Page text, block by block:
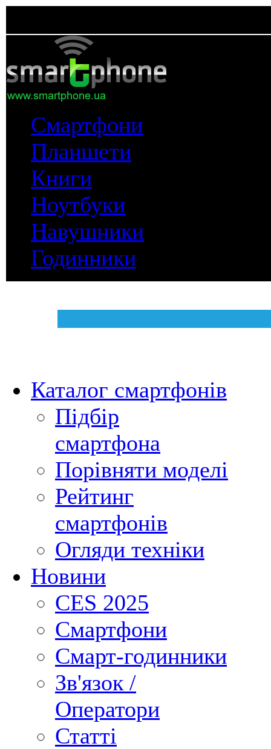
Смартфони
Планшети
Книги
Ноутбуки
Навушники
Годинники
Каталог смартфонів
Підбір
смартфона
Порівняти моделі
Рейтинг
смартфонів
Огляди техніки
Новини
CES 2025
Смартфони
Смарт-годинники
Зв'язок /
Оператори
Статті